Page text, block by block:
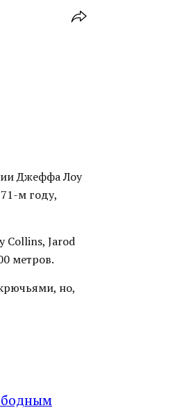
Джеффа Лоу
м году,
Collins, Jarod
метров.
но,